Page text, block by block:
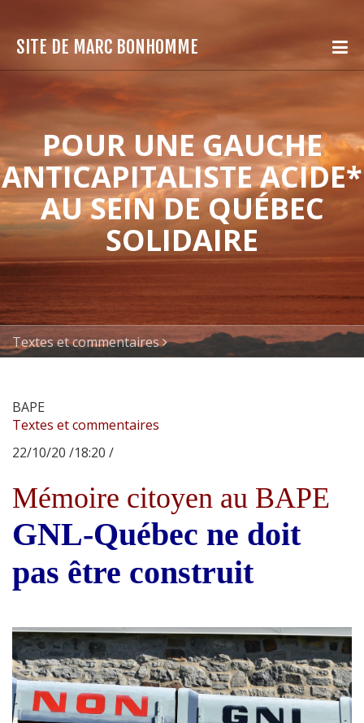
SITE DE MARC BONHOMME
POUR UNE GAUCHE
ANTICAPITALISTE ACIDE*
AU SEIN DE QUÉBEC
SOLIDAIRE
Textes et commentaires
BAPE
Textes et commentaires
22/10/20 /18:20 /
Mémoire citoyen au BAPE
GNL-Québec ne doit
pas être construit